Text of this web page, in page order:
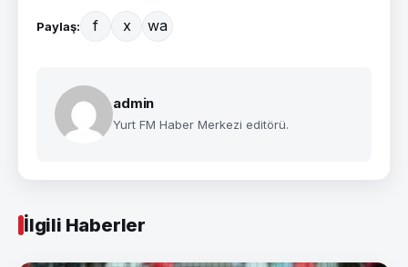
Paylaş: f x wa
admin
Yurt FM Haber Merkezi editörü.
İlgili Haberler